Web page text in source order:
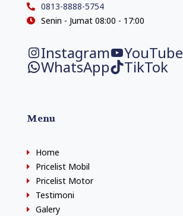
0813-8888-5754
Senin - Jumat 08:00 - 17:00
Instagram YouTube
WhatsApp TikTok
Menu
Home
Pricelist Mobil
Pricelist Motor
Testimoni
Galery